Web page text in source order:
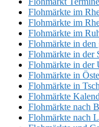
Flohmärkte im
Flohmärkte im
Flohmärkte im
Flohmärkte in den
Flohmärkte in der
Flohmärkte in der
Flohmärkte in
Flohmärkte in
Flohmärkte
Flohmärkte nach
Flohmärkte nach